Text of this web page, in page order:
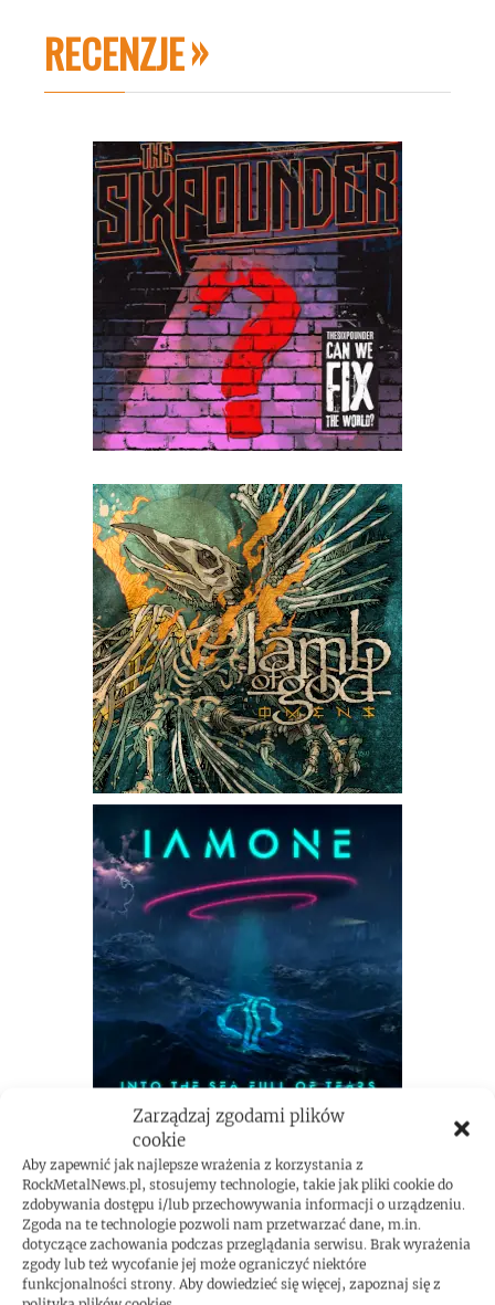
Zarządzaj zgodami plików
cookie
Aby zapewnić jak najlepsze wrażenia z korzystania z
RockMetalNews.pl, stosujemy technologie, takie jak pliki cookie do
zdobywania dostępu i/lub przechowywania informacji o urządzeniu.
Zgoda na te technologie pozwoli nam przetwarzać dane, m.in.
dotyczące zachowania podczas przeglądania serwisu. Brak wyrażenia
zgody lub też wycofanie jej może ograniczyć niektóre
funkcjonalności strony. Aby dowiedzieć się więcej, zapoznaj się z
RECENZJE